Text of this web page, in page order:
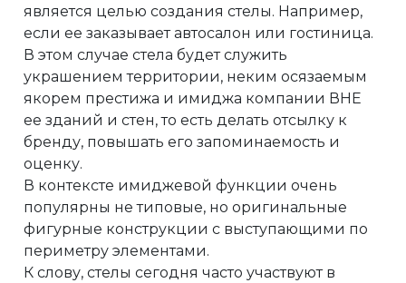
является целью создания стелы. Например,
если ее заказывает автосалон или гостиница.
В этом случае стела будет служить
украшением территории, неким осязаемым
якорем престижа и имиджа компании ВНЕ
ее зданий и стен, то есть делать отсылку к
бренду, повышать его запоминаемость и
оценку.
В контексте имиджевой функции очень
популярны не типовые, но оригинальные
фигурные конструкции с выступающими по
периметру элементами.
К слову, стелы сегодня часто участвуют в